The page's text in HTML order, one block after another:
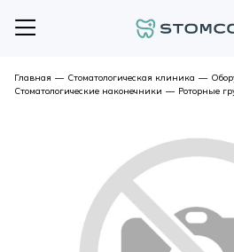
Главная — Стоматологическая клиника —
Стоматологические наконечники — Роторные